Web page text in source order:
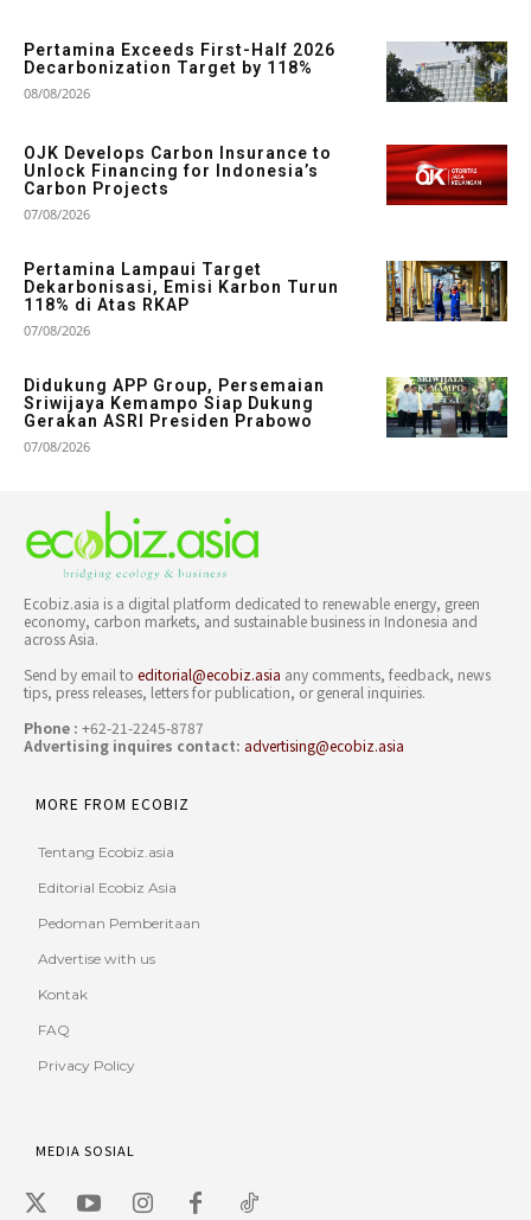
Pertamina Exceeds First-Half 2026
Decarbonization Target by 118%
08/08/2026
OJK Develops Carbon Insurance to
Unlock Financing for Indonesia’s
Carbon Projects
07/08/2026
Pertamina Lampaui Target
Dekarbonisasi, Emisi Karbon Turun
118% di Atas RKAP
07/08/2026
Didukung APP Group, Persemaian
Sriwijaya Kemampo Siap Dukung
Gerakan ASRI Presiden Prabowo
07/08/2026
Ecobiz.asia is a digital platform dedicated to renewable energy, green
economy, carbon markets, and sustainable business in Indonesia and
across Asia.
Send by email to editorial@ecobiz.asia any comments, feedback, news
tips, press releases, letters for publication, or general inquiries.
Phone : +62-21-2245-8787
Advertising inquires contact: advertising@ecobiz.asia
MORE FROM ECOBIZ
Tentang Ecobiz.asia
Editorial Ecobiz Asia
Pedoman Pemberitaan
Advertise with us
Kontak
FAQ
Privacy Policy
MEDIA SOSIAL